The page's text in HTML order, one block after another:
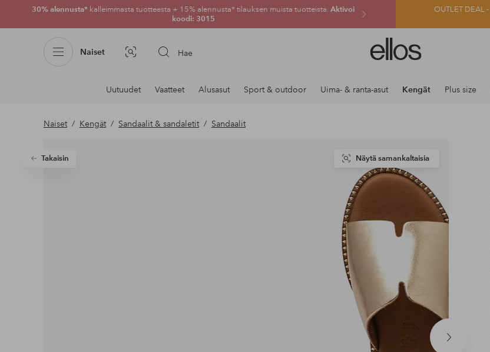
30% alennusta* kalleimmasta tuotteesta + 15% alennusta* tilauksen muista tuotteista. Aktivoi
koodi: 3015
OUTLET DEAL -
Naiset Kuvahaku Hae
Ellos-
logo
siirry
Navigointi
osastoilla
Uutuudet Vaatteet Alusasut Sport & outdoor Uima- & ranta-asut Kengät Plus size
Naiset Kengät Sandaalit & sandaletit Sandaalit
Takaisin
Seuraava
Näytä samankaltaisia